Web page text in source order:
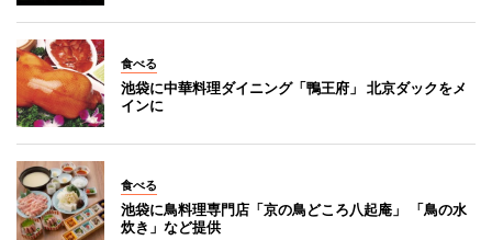
食べる
池袋に中華料理ダイニング「鴨王府」 北京ダックをメ
インに
食べる
池袋に鳥料理専門店「京の鳥どころ八起庵」 「鳥の水
炊き」など提供